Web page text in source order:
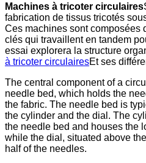
Machines à tricoter circulaires
fabrication de tissus tricotés
Ces machines sont composées
clés qui travaillent en tandem
essai explorera la structure
à tricoter circulairesEt ses
The central component of a
needle bed, which holds the
the fabric. The needle bed is
the cylinder and the dial. The
the needle bed and houses the
while the dial, situated above
half of the needles.